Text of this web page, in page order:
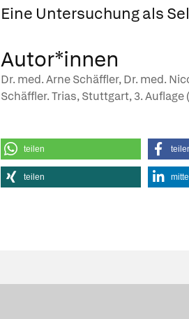
Eine Untersuchung als
Autor*innen
Dr. med. Arne Schäffler, Dr. med.
Schäffler. Trias, Stuttgart, 3.
teilen
teilen